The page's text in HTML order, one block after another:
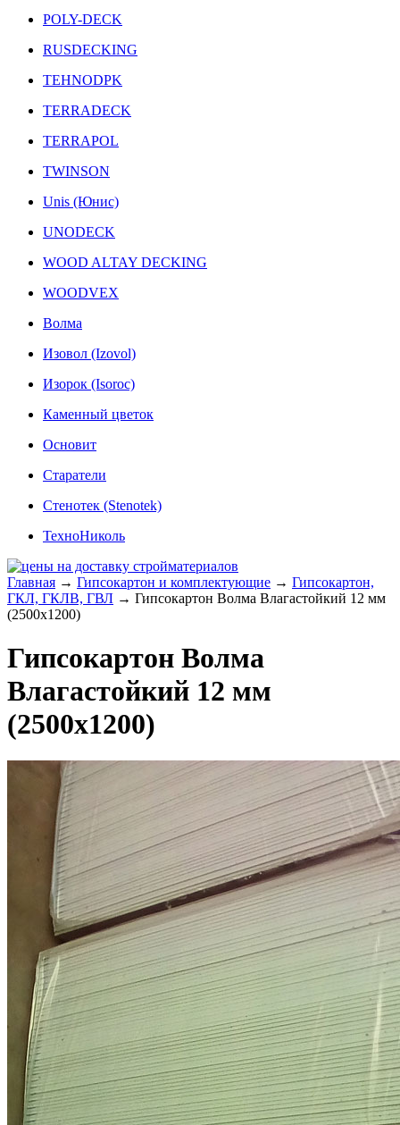
POLY-DECK
RUSDECKING
TEHNODPK
TERRADECK
TERRAPOL
TWINSON
Unis (Юнис)
UNODECK
WOOD ALTAY DECKING
WOODVEX
Волма
Изовол (Izovol)
Изорок (Isoroc)
Каменный цветок
Основит
Старатели
Стенотек (Stenotek)
ТехноНиколь
Главная → Гипсокартон и комплектующие → Гипсокартон,
ГКЛ, ГКЛВ, ГВЛ → Гипсокартон Волма Влагастойкий 12 мм
(2500х1200)
Гипсокартон Волма
Влагастойкий 12 мм
(2500х1200)